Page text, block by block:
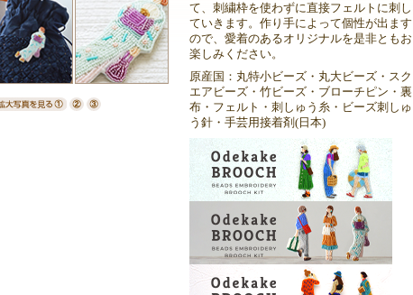
て、刺繍枠を使わずに直接フェルトに刺し
ていきます。作り手によって個性が出ます
ので、愛着のあるオリジナルを是非ともお
楽しみください。
原産国：丸特小ビーズ・丸大ビーズ・スク
エアビーズ・竹ビーズ・ブローチピン・裏
布・フェルト・刺しゅう糸・ビーズ刺しゅ
う針・手芸用接着剤(日本)